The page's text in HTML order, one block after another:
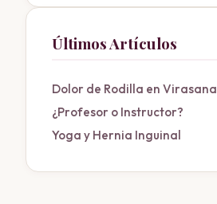
Últimos Artículos
Dolor de Rodilla en Virasana
¿Profesor o Instructor?
Yoga y Hernia Inguinal